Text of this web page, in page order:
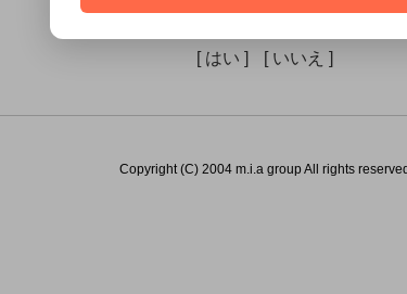
[ はい ]
[ いいえ ]
Copyright (C) 2004 m.i.a group All rights reserved